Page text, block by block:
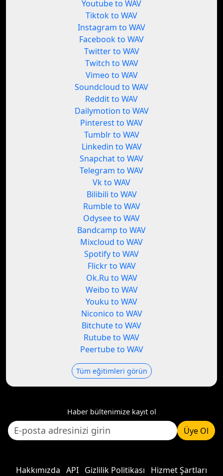
Youtube to WAV
Tiktok to WAV
Instagram to WAV
Facebook to WAV
Twitter to WAV
Twitch to WAV
Vimeo to WAV
Soundcloud to WAV
Reddit to WAV
Dailymotion to WAV
Pinterest to WAV
Tumblr to WAV
Linkedin to WAV
Snapchat to WAV
Telegram to WAV
Vk to WAV
Bilibili to WAV
Rumble to WAV
Odysee to WAV
Bandcamp to WAV
Mixcloud to WAV
Spotify to WAV
Flickr to WAV
Ok.Ru to WAV
Weibo to WAV
Youku to WAV
Niconico to WAV
Bitchute to WAV
Rutube to WAV
Peertube to WAV
Tüm eğitimleri görün
Haber bültenimize kayıt ol
Üye Ol
Hakkımızda API Gizlilik Politikası Hizmet Şartları